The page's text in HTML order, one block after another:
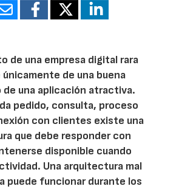
de una empresa digital rara
de una buena
de una aplicación atractiva.
pedido, consulta, proceso
con clientes existe una
que debe responder con
disponible cuando
Una arquitectura mal
puede funcionar durante los